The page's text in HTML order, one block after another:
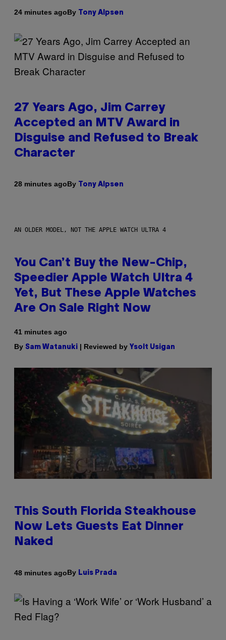
24 minutes agoBy Tony Alpsen
27 Years Ago, Jim Carrey
Accepted an MTV Award in
Disguise and Refused to Break
Character
28 minutes agoBy Tony Alpsen
AN OLDER MODEL, NOT THE APPLE WATCH ULTRA 4
You Can’t Buy the New-Chip,
Speedier Apple Watch Ultra 4
Yet, But These Apple Watches
Are On Sale Right Now
41 minutes ago
By Sam Watanuki | Reviewed by Ysolt Usigan
This South Florida Steakhouse
Now Lets Guests Eat Dinner
Naked
48 minutes agoBy Luis Prada